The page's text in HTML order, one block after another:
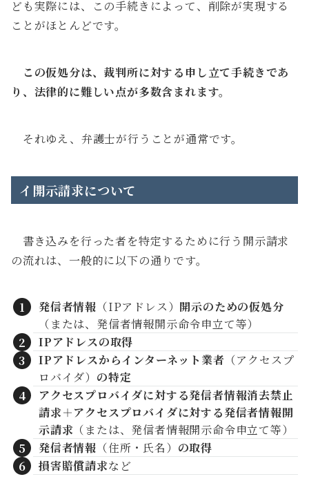
ども実際には、この手続きによって、削除が実現する
ことがほとんどです。
この仮処分は、裁判所に対する申し立て手続きであ
り、法律的に難しい点が多数含まれます。
それゆえ、弁護士が行うことが通常です。
イ開示請求について
書き込みを行った者を特定するために行う開示請求
の流れは、一般的に以下の通りです。
発信者情報 （IPアドレス） 開示のための仮処分
（または、発信者情報開示命令申立て等）
IPアドレスの取得
IPアドレスからインターネット業者 （アクセスプ
ロバイダ） の特定
アクセスプロバイダに対する発信者情報消去禁止
請求＋アクセスプロバイダに対する発信者情報開
示請求 （または、発信者情報開示命令申立て等）
発信者情報 （住所・氏名） の取得
損害賠償請求など